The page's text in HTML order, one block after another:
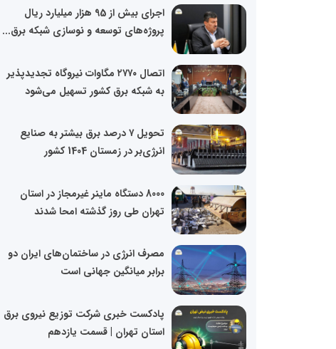
اجرای بیش از 95 هزار میلیارد ریال
پروژه‌های توسعه و نوسازی شبکه برق...
اتصال ۲۷۷۰ مگاوات نیروگاه تجدیدپذیر
به شبکه برق کشور تسهیل می‌شود
تحویل ۷ درصد برق بیشتر به صنایع
انرژی‌بر در زمستان 1404 کشور
8000 دستگاه ماینر غیرمجاز در استان
تهران طی روز گذشته امحا شدند
مصرف انرژی در ساختمان‌های ایران دو
برابر میانگین جهانی است
پادکست خبری شرکت توزیع نیروی برق
استان تهران | قسمت یازدهم